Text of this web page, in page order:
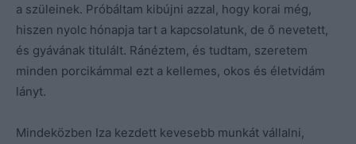
a szüleinek. Próbáltam kibújni azzal, hogy korai még,
hiszen nyolc hónapja tart a kapcsolatunk, de ő nevetett,
és gyávának titulált. Ránéztem, és tudtam, szeretem
minden porcikámmal ezt a kellemes, okos és életvidám
lányt.
Mindeközben Iza kezdett kevesebb munkát vállalni,